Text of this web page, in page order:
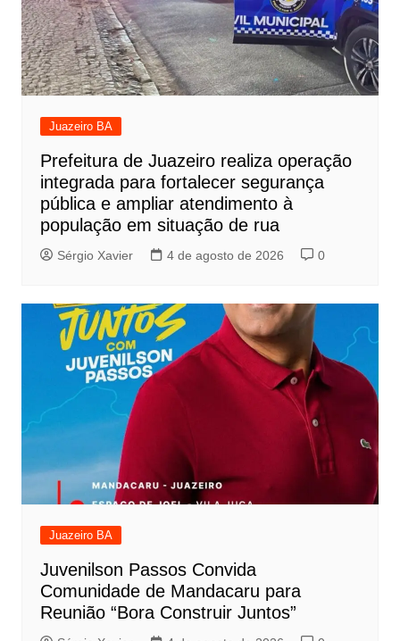
Juazeiro BA
Prefeitura de Juazeiro realiza operação
integrada para fortalecer segurança
pública e ampliar atendimento à
população em situação de rua
Sérgio Xavier 4 de agosto de 2026 0
Juazeiro BA
Juvenilson Passos Convida
Comunidade de Mandacaru para
Reunião “Bora Construir Juntos”